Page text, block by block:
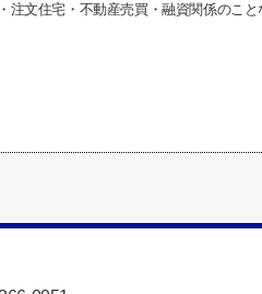
注文住宅・不動産売買・融資関係のこ